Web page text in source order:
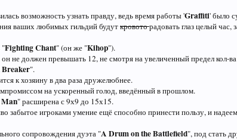
возможность узнать правду, ведь время работы 'Graffiti' было
ваших любимых гильдий будуткровоторадовать глаз целый
"Fighting Chant" (он же "Kihop").
не должен превышать 12, не смотря на увеличенный предел кол-
".
к хозяину в два раза дружелюбнее.
на ускоренный голод, введённый в прошлом.
" расширена с 9х9 до 15х15.
забытое игроками умение ещё способно принести пользу, и
сопровождения дуэта "A Drum on the Battlefield", под стать